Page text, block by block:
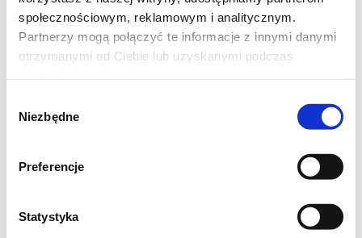
społecznościowym, reklamowym i analitycznym.
Partnerzy mogą połączyć te informacje z innymi danymi
otrzymanymi od Ciebie lub uzyskanymi podczas
zgody
Niezbędne
Preferencje
Statystyka